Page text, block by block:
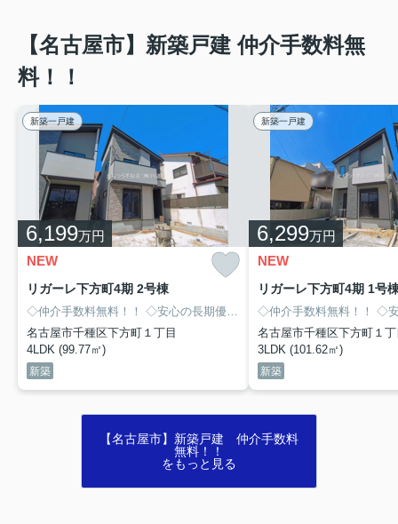
「えんつう不動産」オススメ 中古マンション特集！！
【名古屋市】新築戸建 仲介手数料無
料！！
新築一戸建
6,199万円
NEW
リガーレ下方町4期 2号棟
◇仲介手数料無料！！ ◇安心の長期優良住宅！！ ◇４LDK！！ ◇市営
名古屋市千種区下方町１丁目
4LDK (99.77㎡)
新築
新築一戸建
6,299万円
NEW
リガーレ下方町4期 1号
◇仲介手数料無料！！
◇安心
名古屋市千種区下方町１
3LDK (101.62㎡)
新築
【名古屋市】新築戸建 仲介手数料
無料！！
をもっと見る